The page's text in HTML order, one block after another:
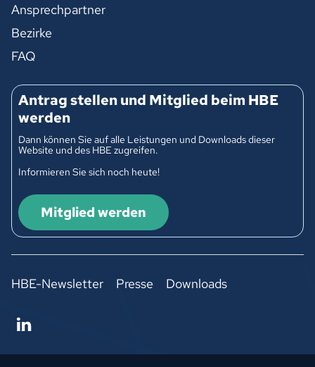
Ansprechpartner
Bezirke
FAQ
Antrag stellen und Mitglied beim HBE
werden
Dann können Sie auf alle Leistungen und Downloads dieser
Website und des HBE zugreifen.
Informieren Sie sich noch heute!
Mitglied werden
HBE-Newsletter Presse Downloads